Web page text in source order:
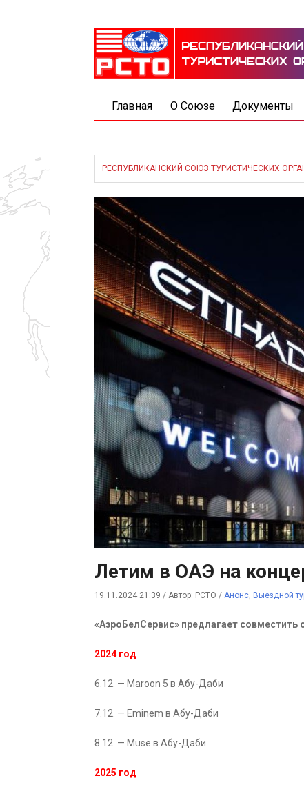
Главная О Союзе Документы
РЕСПУБЛИКАНСКИЙ СОЮЗ ТУРИСТИЧЕСКИХ
Летим в ОАЭ на
19.11.2024 21:39 / Автор: РСТО / Анонс, Выездной
«АэроБелСервис» предлагает
2024 год
6.12. — Maroon 5 в Абу-Даби
7.12. — Eminem в Абу-Даби
8.12. — Muse в Абу-Даби.
2025 год